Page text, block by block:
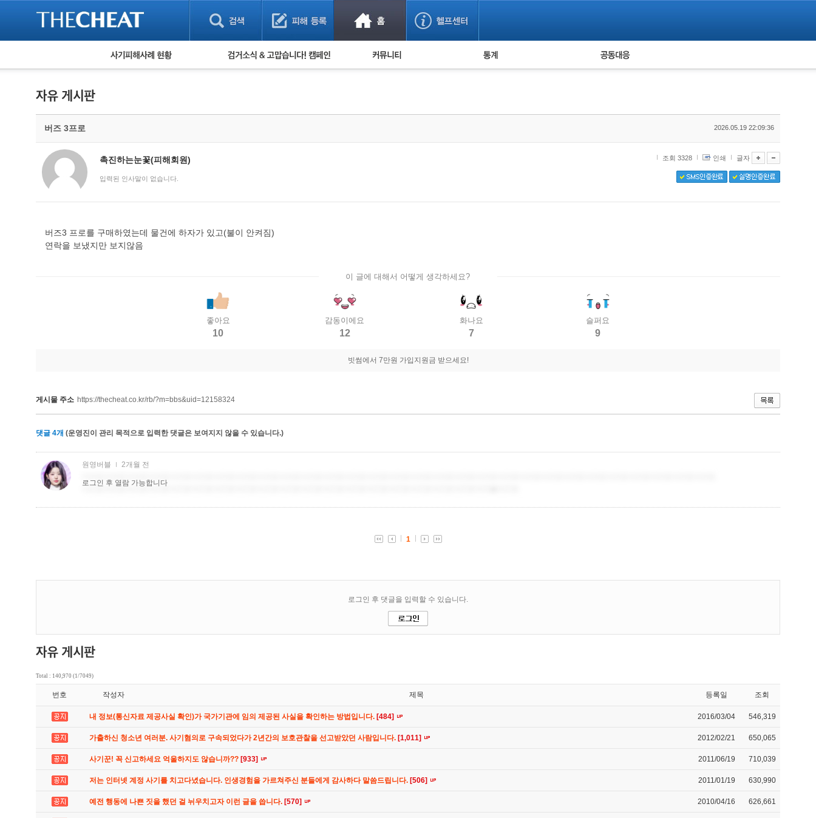
피해사례 현황
유해사이트 목록
비공개 피해사례
워킹홀리데이 피해사례
검거 소식 사기 예방했어요! 누적 피해사례 통계 피해자 공동대응
버즈 3프로 2026.05.19 22:09:36
촉진하는눈꽃(피해회원)
입력된 인사말이 없습니다.
조회 3328 인쇄 글자
버즈3 프로를 구매하였는데 물건에 하자가 있고(불이 안켜짐)
연락을 보냈지만 보지않음
이 글에 대해서 어떻게 생각하세요?
좋아요
10
감동이에요
12
화나요
7
슬퍼요
9
빗썸에서 7만원 가입지원금 받으세요!
게시물 주소 https://thecheat.co.kr/rb/?m=bbs&uid=12158324
댓글 4개 (운영진이 관리 목적으로 입력한 댓글은 보여지지 않을 수 있습니다.)
Total : 140,970 (1/7049)
번호 작성자 제목 등록일 조회
내 정보(통신자료 제공사실 확인)가 국가기관에 임의 제공된 사실을 확인하는 방법입니다. [484] 2016/03/04 546,319
가출하신 청소년 여러분. 사기혐의로 구속되었다가 2년간의 보호관찰을 선고받았던 사람입니다. [1,011] 2012/02/21 650,065
사기꾼! 꼭 신고하세요 억울하지도 않습니까?? [933] 2011/06/19 710,039
저는 인터넷 계정 사기를 치고다녔습니다. 인생경험을 가르쳐주신 분들에게 감사하다 말씀드립니다. [506] 2011/01/19 630,990
예전 행동에 나쁜 짓을 했던 걸 뉘우치고자 이런 글을 씁니다. [570] 2010/04/16 626,661